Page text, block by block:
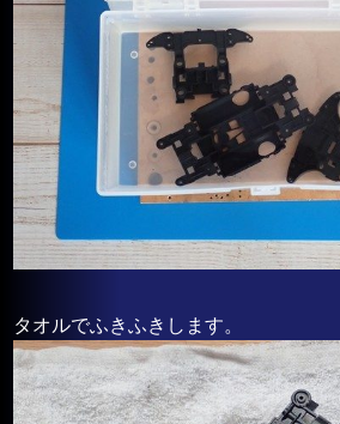
タオルでふきふきします。